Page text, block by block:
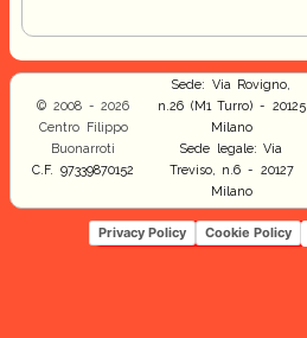
© 2008 - 2026
Centro Filippo
Buonarroti
C.F. 97339870152
Sede: Via Rovigno,
n.26 (M1 Turro) - 20125
Milano
Sede legale: Via
Treviso, n.6 - 20127
Milano
Privacy Policy Cookie Policy